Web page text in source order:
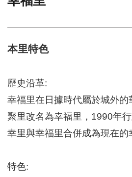
門
整
檢
索
統
文
化
局
化
本里特色
歷史沿革:
幸福里在日據時代屬於城外
聚里改名為幸福里，1990年
幸里與幸福里合併成為現在的
特色: